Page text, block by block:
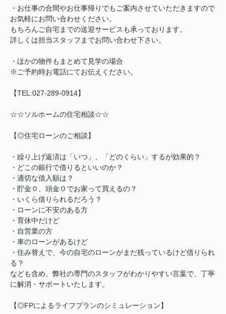
・お仕事の合間やお仕事帰りでもご案内させていただきますので
お気軽にお問い合わせください。
もちろんご自宅までの送迎サービスも承っております。
詳しくは担当スタッフまでお問い合わせ下さい。
・ほかの物件もまとめて見学の場合
※ご予約時お電話にてお伝えください。
【TEL:027-289-0914】
☆☆ソルホームの住宅相談☆☆
【◎住宅ローンのご相談】
・繰り上げ返済は「いつ」、「どのくらい」するが効果的？
・どこの銀行で借りるといいのか？
・適切な借入額は？
・貯金０、頭金０でお家って買えるの？
・いくら借りられるだろう？
・ローンに不安のある方
・育休中だけど
・自営業の方
・車のローンがあるけど
・住み替えで、今の自宅のローンがまだ残っているけど借りられ
る？
なども含め、弊社の専門のスタッフがわかりやすい言葉で、丁寧
に解消・サポートいたします。
【◎FPによるライフプランのシミュレーション】